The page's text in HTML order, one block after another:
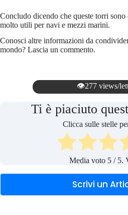
Concludo dicendo che queste torri
molto utili per navi e mezzi marini.
Conosci altre informazioni da
mondo? Lascia un commento.
👁️277 views/
Ti è piaciuto
Clicca sulle stelle
Media voto 5 / 5.
Scrivi un